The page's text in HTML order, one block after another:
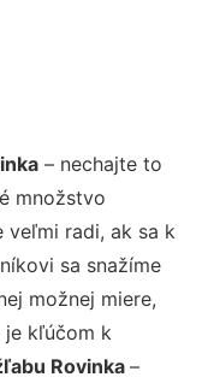
– nechajte to
množstvo
veľmi radi, ak sa k
sa snažíme
možnej miere,
je kľúčom k
Rovinka–